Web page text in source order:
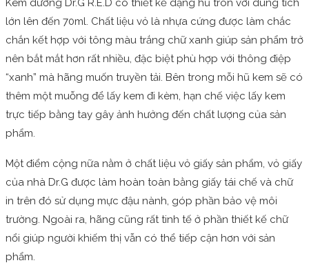
Kem dưỡng Dr.G R.E.D có thiết kế dạng hũ tròn với dung tích
lớn lên đến 70ml. Chất liệu vỏ là nhựa cứng được làm chắc
chắn kết hợp với tông màu trắng chữ xanh giúp sản phẩm trở
nên bắt mắt hơn rất nhiều, đặc biệt phù hợp với thông điệp
“xanh” mà hãng muốn truyền tải. Bên trong mỗi hũ kem sẽ có
thêm một muỗng để lấy kem đi kèm, hạn chế việc lấy kem
trực tiếp bằng tay gây ảnh hưởng đến chất lượng của sản
phẩm.
Một điểm cộng nữa nằm ở chất liệu vỏ giấy sản phẩm, vỏ giấy
của nhà Dr.G được làm hoàn toàn bằng giấy tái chế và chữ
in trên đó sử dụng mực đậu nành, góp phần bảo vệ môi
trường. Ngoài ra, hãng cũng rất tinh tế ở phần thiết kế chữ
nổi giúp người khiếm thị vẫn có thể tiếp cận hơn với sản
phẩm.